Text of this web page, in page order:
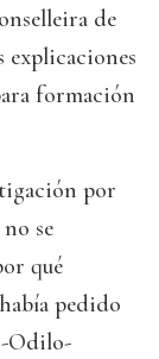
de
explicaciones
formación
por
se
qué
pedido
-Odilo-